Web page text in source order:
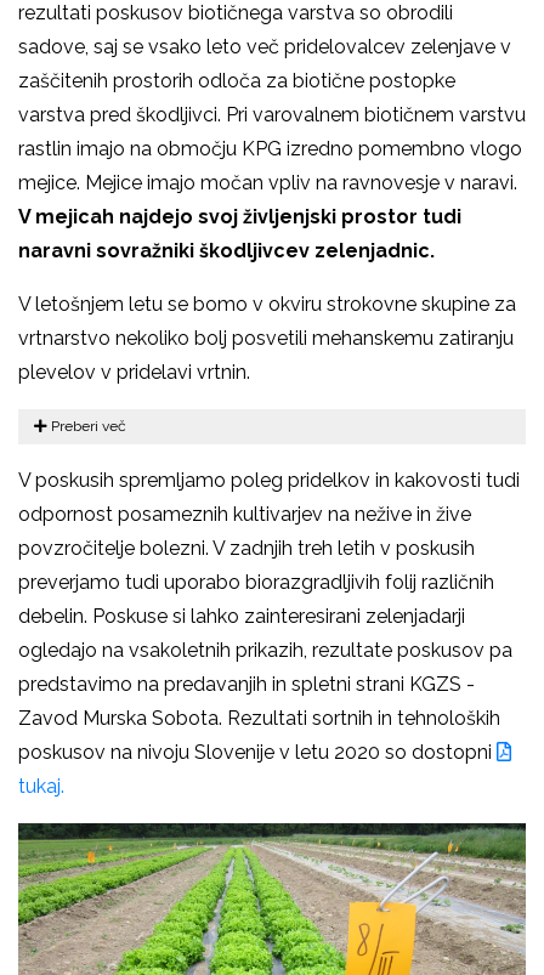
rezultati poskusov biotičnega varstva so obrodili
sadove, saj se vsako leto več pridelovalcev zelenjave v
zaščitenih prostorih odloča za biotične postopke
varstva pred škodljivci. Pri varovalnem biotičnem varstvu
rastlin imajo na območju KPG izredno pomembno vlogo
mejice. Mejice imajo močan vpliv na ravnovesje v naravi.
V mejicah najdejo svoj življenjski prostor tudi
naravni sovražniki škodljivcev zelenjadnic.
V letošnjem letu se bomo v okviru strokovne skupine za
vrtnarstvo nekoliko bolj posvetili mehanskemu zatiranju
plevelov v pridelavi vrtnin.
Preberi več
V poskusih spremljamo poleg pridelkov in kakovosti tudi
odpornost posameznih kultivarjev na nežive in žive
povzročitelje bolezni. V zadnjih treh letih v poskusih
preverjamo tudi uporabo biorazgradljivih folij različnih
debelin. Poskuse si lahko zainteresirani zelenjadarji
ogledajo na vsakoletnih prikazih, rezultate poskusov pa
predstavimo na predavanjih in spletni strani KGZS -
Zavod Murska Sobota. Rezultati sortnih in tehnoloških
poskusov na nivoju Slovenije v letu 2020 so dostopni
tukaj.